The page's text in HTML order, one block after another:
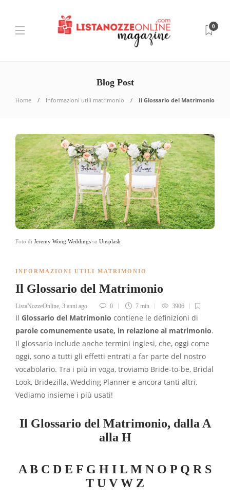
0
Blog Post
Home Informazioni utili matrimonio Il Glossario del Matrimonio
Foto di Jeremy Wong Weddings su Unsplash
INFORMAZIONI UTILI MATRIMONIO
Il Glossario del Matrimonio
ListaNozzeOnline, 3 anni ago 0 7 min 3906
Il Glossario del Matrimonio contiene le definizioni di
parole comunemente usate, in relazione al matrimonio.
Il glossario include anche termini inglesi, che, oggi come
oggi, sono a tutti gli effetti entrati a far parte del nostro
vocabolario. Tra i più in voga, troviamo Bride-to-be, Bridal
Look, Bridezilla, Wedding Planner e ancora tanti altri.
Vediamo insieme i più usati!
Il Glossario del Matrimonio, dalla A
alla H
A B C D E F G H I L M N O P Q R S
T U V W Z